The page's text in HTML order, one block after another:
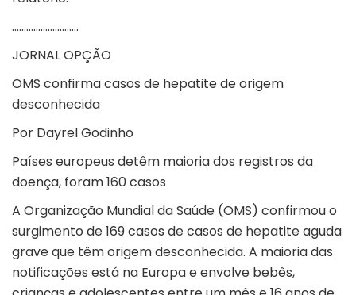
……………………….
JORNAL OPÇÃO
OMS confirma casos de hepatite de origem
desconhecida
Por Dayrel Godinho
Países europeus detêm maioria dos registros da
doença, foram 160 casos
A Organização Mundial da Saúde (OMS) confirmou o
surgimento de 169 casos de casos de hepatite aguda
grave que têm origem desconhecida. A maioria das
notificações está na Europa e envolve bebês,